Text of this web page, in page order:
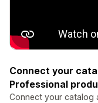
Connect your
Professional
Connect your catalog